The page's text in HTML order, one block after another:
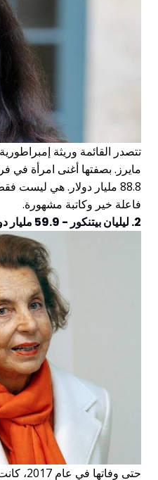
تتصدر القائمة وريثة
مايرز. بصفتها أغنى امرأة في
88.8 مليار دولار. هي ليست
فاعلة خير وكاتبة مشهورة.
2. ليليان بيتنكور - 59.9 مليار دولار
حتى